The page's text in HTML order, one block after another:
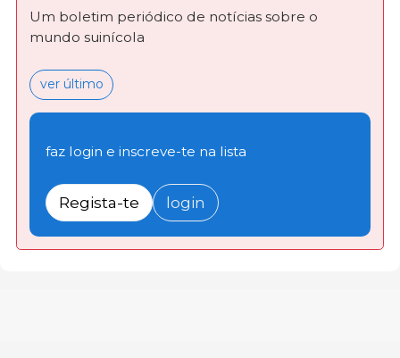
Um boletim periódico de notícias sobre o
mundo suinícola
ver último
faz login e inscreve-te na lista
Regista-te login